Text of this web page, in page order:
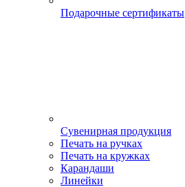
Подарочные сертификаты
Сувенирная продукция
Печать на ручках
Печать на кружках
Карандаши
Линейки